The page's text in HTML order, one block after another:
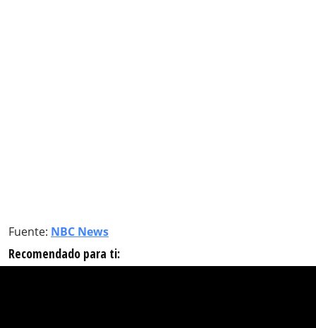
Fuente: NBC News
Recomendado para ti: